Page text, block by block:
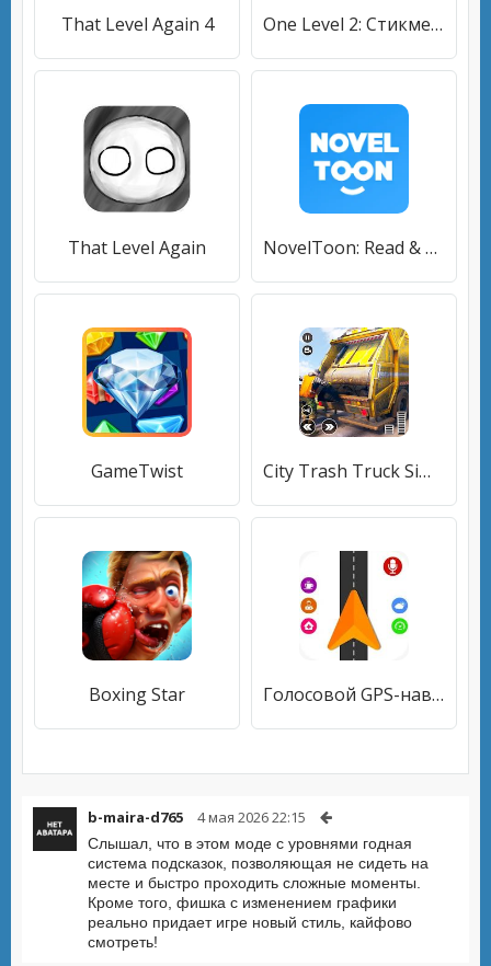
That Level Again 4 One Level 2: Стикмен побег из тюрьмы
That Level Again NovelToon: Read & Tell Stories
GameTwist City Trash Truck Simulator: Dump Truck Games
Boxing Star Голосовой GPS-навигатор, GPS-навигатор Вождение
b-maira-d765 4 мая 2026 22:15
Слышал, что в этом моде с уровнями годная
система подсказок, позволяющая не сидеть на
месте и быстро проходить сложные моменты.
Кроме того, фишка с изменением графики
реально придает игре новый стиль, кайфово
смотреть!